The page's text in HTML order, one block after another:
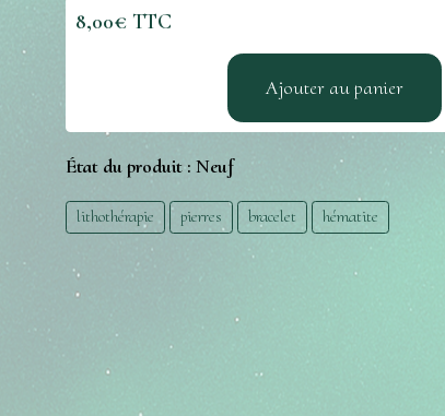
8,00€ TTC
Ajouter au panier
État du produit : Neuf
lithothérapie pierres bracelet hématite